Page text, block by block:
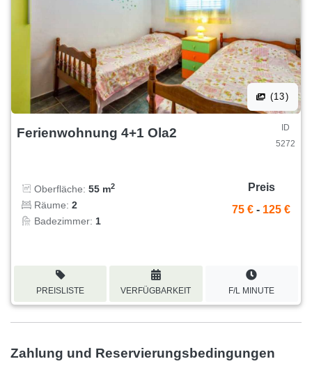
(13)
Ferienwohnung 4+1 Ola2
ID
5272
Oberfläche: 55 m2
Räume: 2
Badezimmer: 1
Preis
75 € - 125 €
PREISLISTE VERFÜGBARKEIT F/L MINUTE
Zahlung und Reservierungsbedingungen